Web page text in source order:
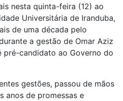
nesta quinta-feira (12) ao
Universitária de Iranduba,
de uma década pelo
a gestão de Omar Aziz
pré-candidato ao Governo do
gestões, passou de mãos
anos de promessas e